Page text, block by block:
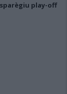
play-off